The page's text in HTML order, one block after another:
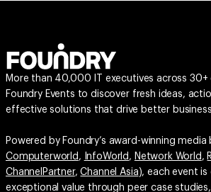
More than 40,000 IT executives across 30+
Foundry Events to discover fresh ideas,
effective solutions that drive better
Powered by Foundry’s award-winning media
Computerworld , InfoWorld , Network World ,
ChannelPartner,Channel Asia), each event
exceptional value through peer case